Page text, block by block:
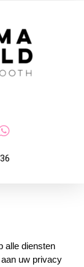
alle diensten
uw privacy